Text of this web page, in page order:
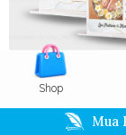
VideoShop
Mua